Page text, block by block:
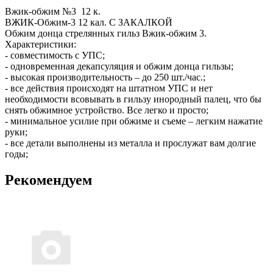
Вжик-обжим №3 12 к.
ВЖИК-Обжим-3 12 кал. С ЗАКАЛКОЙ
Обжим донца стрелянных гильз Вжик-обжим 3.
Характеристики:
- совместимость с УПС;
- одновременная декапсуляция и обжим донца гильзы;
- высокая производительность – до 250 шт./час.;
- все действия происходят на штатном УПС и нет
необходимости всовывать в гильзу инородный палец, что бы
снять обжимное устройство. Все легко и просто;
- минимальное усилие при обжиме и съеме – легким нажатие
руки;
- все детали выполнены из металла и прослужат вам долгие
годы;
Рекомендуем